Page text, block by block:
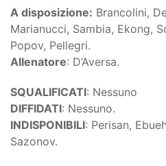
A disposizione: Brancolini,
Marianucci, Sambia, Ekong,
Popov, Pellegri.
Allenatore: D’Aversa.
SQUALIFICATI: Nessuno
DIFFIDATI: Nessuno.
INDISPONIBILI: Perisan,
Sazonov.